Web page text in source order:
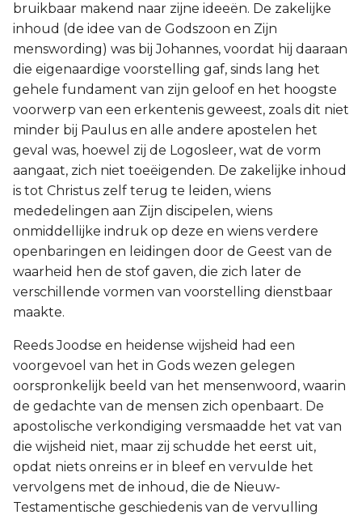
bruikbaar makend naar zijne ideeën. De zakelijke
inhoud (de idee van de Godszoon en Zijn
menswording) was bij Johannes, voordat hij daaraan
die eigenaardige voorstelling gaf, sinds lang het
gehele fundament van zijn geloof en het hoogste
voorwerp van een erkentenis geweest, zoals dit niet
minder bij Paulus en alle andere apostelen het
geval was, hoewel zij de Logosleer, wat de vorm
aangaat, zich niet toeëigenden. De zakelijke inhoud
is tot Christus zelf terug te leiden, wiens
mededelingen aan Zijn discipelen, wiens
onmiddellijke indruk op deze en wiens verdere
openbaringen en leidingen door de Geest van de
waarheid hen de stof gaven, die zich later de
verschillende vormen van voorstelling dienstbaar
maakte.
Reeds Joodse en heidense wijsheid had een
voorgevoel van het in Gods wezen gelegen
oorspronkelijk beeld van het mensenwoord, waarin
de gedachte van de mensen zich openbaart. De
apostolische verkondiging versmaadde het vat van
die wijsheid niet, maar zij schudde het eerst uit,
opdat niets onreins er in bleef en vervulde het
vervolgens met de inhoud, die de Nieuw-
Testamentische geschiedenis van de vervulling